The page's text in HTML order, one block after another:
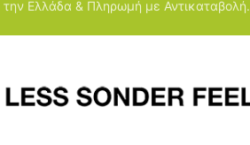
Ελλάδα & Πληρωμή με Αντικαταβολή.